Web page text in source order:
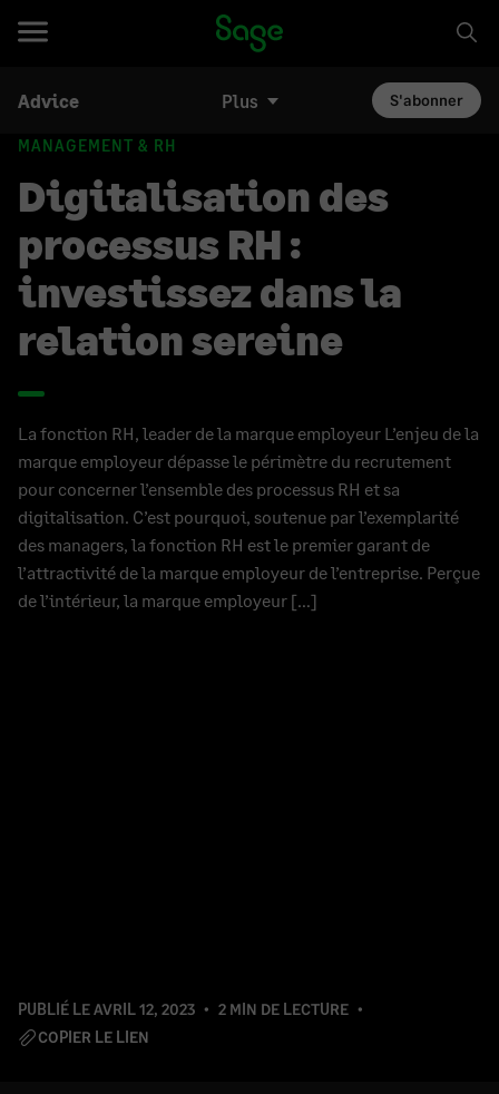
Advice Plus S'abonner
MANAGEMENT & RH
Digitalisation des
processus RH :
investissez dans la
relation sereine
La fonction RH, leader de la marque employeur L’enjeu de la
marque employeur dépasse le périmètre du recrutement
pour concerner l’ensemble des processus RH et sa
digitalisation. C’est pourquoi, soutenue par l’exemplarité
des managers, la fonction RH est le premier garant de
l’attractivité de la marque employeur de l’entreprise. Perçue
de l’intérieur, la marque employeur […]
PUBLIÉ LEAVRIL 12, 2023
2 MIN DE LECTURE
COPIER LE LIEN